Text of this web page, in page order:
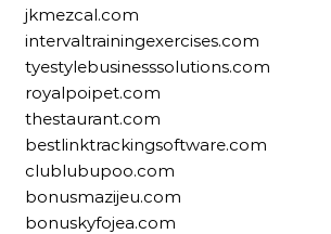
jkmezcal.com
intervaltrainingexercises.com
tyestylebusinesssolutions.com
royalpoipet.com
thestaurant.com
bestlinktrackingsoftware.com
clublubupoo.com
bonusmazijeu.com
bonuskyfojea.com